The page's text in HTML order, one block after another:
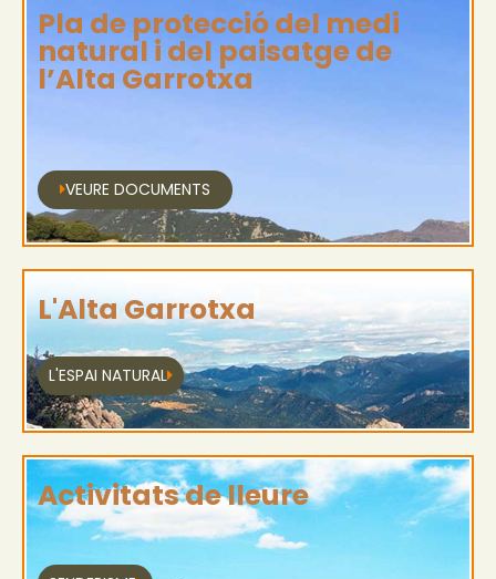
Pla de protecció del medi
natural i del paisatge de
l’Alta Garrotxa
VEURE DOCUMENTS
L'Alta Garrotxa
L'ESPAI NATURAL
Activitats de lleure